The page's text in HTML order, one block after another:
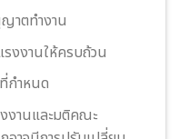
าตทำงาน
รงงานให้ครบถ้วน
กำหนด
งานและมติคณะ